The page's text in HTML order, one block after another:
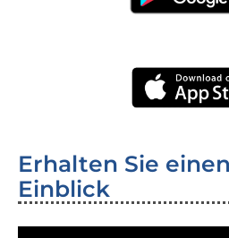
Erhalten Sie
Einblick